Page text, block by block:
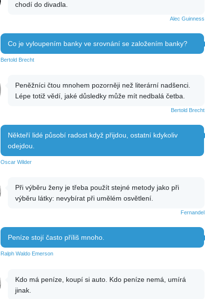
chodí do divadla.
Alec Guinness
Co je vyloupením banky ve srovnání se založením banky?
Bertold Brecht
Peněžníci čtou mnohem pozorněji než literární nadšenci.
Lépe totiž vědí, jaké důsledky může mít nedbalá četba.
Bertold Brecht
Někteří lidé působí radost když přijdou, ostatní kdykoliv
odejdou.
Oscar Wilder
Při výběru ženy je třeba použít stejné metody jako při
výběru látky: nevybírat při umělém osvětlení.
Fernandel
Peníze stojí často příliš mnoho.
Ralph Waldo Emerson
Kdo má peníze, koupí si auto. Kdo peníze nemá, umírá
jinak.